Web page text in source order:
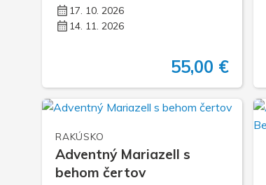
17. 10. 2026
14. 11. 2026
55,00 €
RAKÚSKO
Adventný Mariazell s
behom čertov